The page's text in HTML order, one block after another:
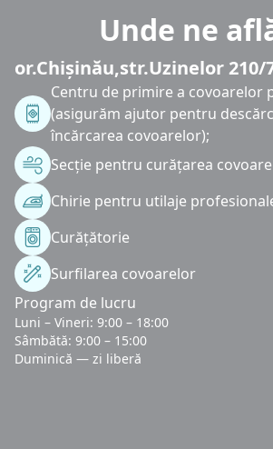
Unde ne
or.Chișinău,str.Uzinelor 210/
Centru de primire a covoarelor
(asigurăm ajutor pentru
încărcarea covoarelor);
Secție pentru curățarea
Chirie pentru utilaje
Curățătorie
Surfilarea covoarelor
Program de lucru
Luni – Vineri: 9:00 – 18:00
Sâmbătă: 9:00 – 15:00
Duminică — zi liberă